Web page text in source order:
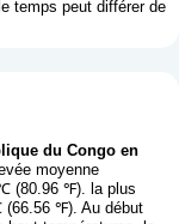
temps peut différer de
du Congo en
moyenne
(80.96 ℉). la plus
(66.56 ℉). Au début